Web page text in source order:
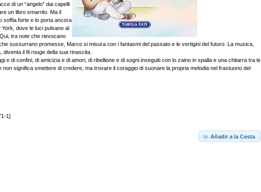
di un “angelo” dai capelli
un libro smarrito. Ma il
soffia forte e lo porta ancora
dove le luci pulsano al
tra note che rievocano
sussurrano promesse, Marco si misura con i fantasmi del passato e le vertigini del futuro. La musica,
diventa il fil rouge della sua rinascita.
e di confini, di amicizia e di amori, di ribellione e di sogni inseguiti con lo zaino in spalla e una chitarra tra le
significa smettere di credere, ma trovare il coraggio di suonare la propria melodia nel frastuono del
1]
Añadir a la Cesta